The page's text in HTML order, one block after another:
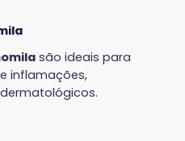
são ideais para
inflamações,